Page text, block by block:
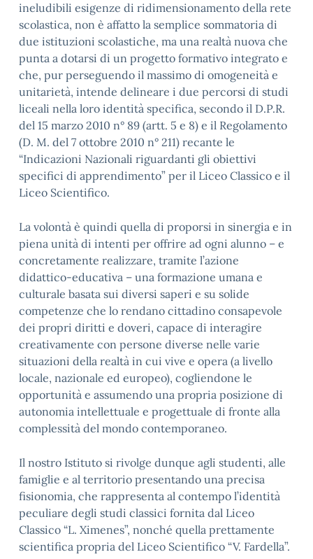
ineludibili esigenze di ridimensionamento della rete
scolastica, non è affatto la semplice sommatoria di
due istituzioni scolastiche, ma una realtà nuova che
punta a dotarsi di un progetto formativo integrato e
che, pur perseguendo il massimo di omogeneità e
unitarietà, intende delineare i due percorsi di studi
liceali nella loro identità specifica, secondo il D.P.R.
del 15 marzo 2010 n° 89 (artt. 5 e 8) e il Regolamento
(D. M. del 7 ottobre 2010 n° 211) recante le
“Indicazioni Nazionali riguardanti gli obiettivi
specifici di apprendimento” per il Liceo Classico e il
Liceo Scientifico.
La volontà è quindi quella di proporsi in sinergia e in
piena unità di intenti per offrire ad ogni alunno – e
concretamente realizzare, tramite l’azione
didattico-educativa – una formazione umana e
culturale basata sui diversi saperi e su solide
competenze che lo rendano cittadino consapevole
dei propri diritti e doveri, capace di interagire
creativamente con persone diverse nelle varie
situazioni della realtà in cui vive e opera (a livello
locale, nazionale ed europeo), cogliendone le
opportunità e assumendo una propria posizione di
autonomia intellettuale e progettuale di fronte alla
complessità del mondo contemporaneo.
Il nostro Istituto si rivolge dunque agli studenti, alle
famiglie e al territorio presentando una precisa
fisionomia, che rappresenta al contempo l’identità
peculiare degli studi classici fornita dal Liceo
Classico “L. Ximenes”, nonché quella prettamente
scientifica propria del Liceo Scientifico “V. Fardella”.